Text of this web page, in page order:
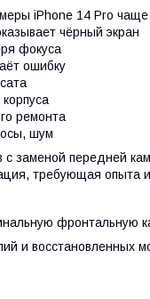
iPhone 14 Pro чаще
чёрный экран
фокуса
ошибку
ремонта
шум
заменой передней
требующая опыта
фронтальную
и восстановленных